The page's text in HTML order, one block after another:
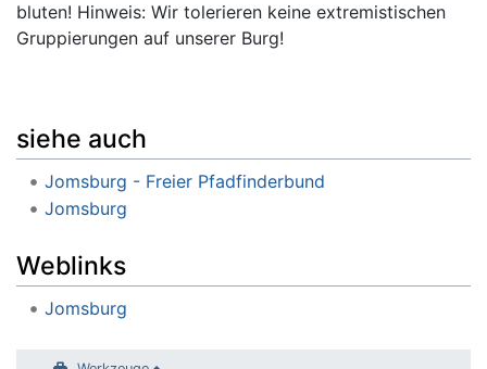
bluten! Hinweis: Wir tolerieren keine extremistischen
Gruppierungen auf unserer Burg!
siehe auch
Jomsburg - Freier Pfadfinderbund
Jomsburg
Weblinks
Jomsburg